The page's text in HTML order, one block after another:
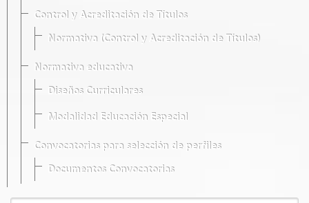
Control y Acreditación de Títulos
Normativa (Control y Acreditación de Títulos)
Normativa educativa
Diseños Curriculares
Modalidad Educación Especial
Convocatorias para selección de perfiles
Documentos Convocatorias